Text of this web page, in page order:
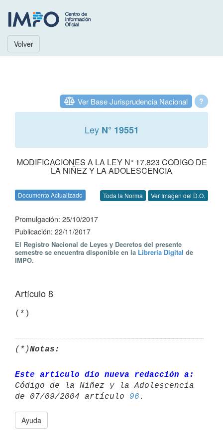
Volver
?
Ver Base Jurisprudencia Nacional
Ley N° 19551
MODIFICACIONES A LA LEY N° 17.823 CODIGO DE
LA NIÑEZ Y LA ADOLESCENCIA
Documento Actualizado Toda la Norma Ver Imagen del D.O.
Promulgación: 25/10/2017
Publicación: 22/11/2017
El Registro Nacional de Leyes y Decretos del presente
semestre se encuentra disponible en la Librería Digital de
IMPO.
Artículo 8
(*)Notas:
Este artículo dio nueva redacción a:
Código de la Niñez y la Adolescencia
de 07/09/2004 artículo 96
Ayuda